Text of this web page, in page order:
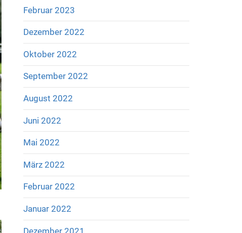
Februar 2023
Dezember 2022
Oktober 2022
September 2022
August 2022
Juni 2022
Mai 2022
März 2022
Februar 2022
Januar 2022
Dezember 2021